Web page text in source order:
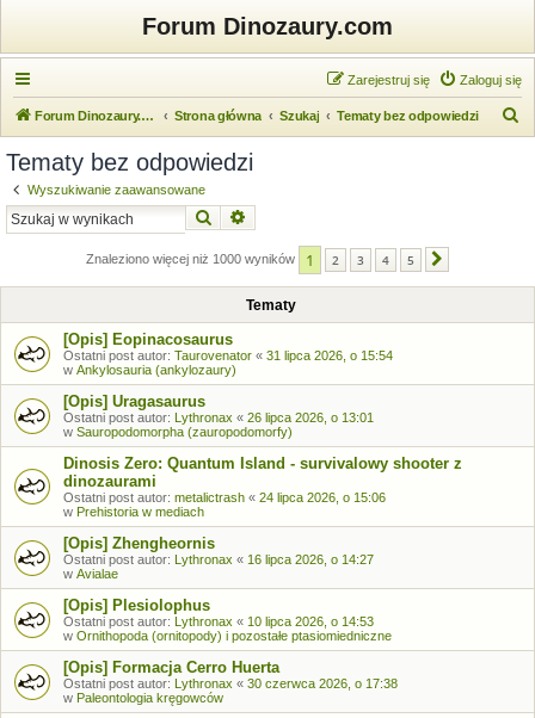
Forum Dinozaury.com
Zaloguj się
Zarejestruj się
Forum Dinozaury.com Strona główna Szukaj Tematy bez odpowiedzi
Tematy bez odpowiedzi
Wyszukiwanie zaawansowane
Szukaj
Znaleziono więcej niż 1000 wyników 1 2 3 4 5
Tematy
[Opis] Eopinacosaurus
Ostatni post autor: Taurovenator « 31 lipca 2026, o 15:54
w Ankylosauria (ankylozaury)
[Opis] Uragasaurus
Ostatni post autor: Lythronax « 26 lipca 2026, o 13:01
w Sauropodomorpha (zauropodomorfy)
Dinosis Zero: Quantum Island - survivalowy shooter z
dinozaurami
Ostatni post autor: metalictrash « 24 lipca 2026, o 15:06
w Prehistoria w mediach
[Opis] Zhengheornis
Ostatni post autor: Lythronax « 16 lipca 2026, o 14:27
w Avialae
[Opis] Plesiolophus
Ostatni post autor: Lythronax « 10 lipca 2026, o 14:53
w Ornithopoda (ornitopody) i pozostałe ptasiomiedniczne
[Opis] Formacja Cerro Huerta
Ostatni post autor: Lythronax « 30 czerwca 2026, o 17:38
w Paleontologia kręgowców